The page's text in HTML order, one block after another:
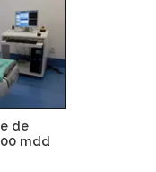
de
mdd